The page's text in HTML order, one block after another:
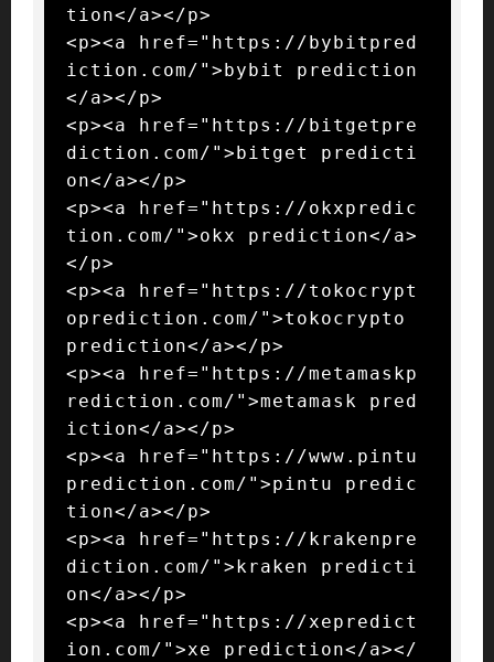
tion</a></p>
<p><a href="https://bybitpred
iction.com/">bybit prediction
</a></p>
<p><a href="https://bitgetpre
diction.com/">bitget predicti
on</a></p>
<p><a href="https://okxpredic
tion.com/">okx prediction</a>
</p>
<p><a href="https://tokocrypt
oprediction.com/">tokocrypto
prediction</a></p>
<p><a href="https://metamaskp
rediction.com/">metamask pred
iction</a></p>
<p><a href="https://www.pintu
prediction.com/">pintu predic
tion</a></p>
<p><a href="https://krakenpre
diction.com/">kraken predicti
on</a></p>
<p><a href="https://xepredict
ion.com/">xe prediction</a></